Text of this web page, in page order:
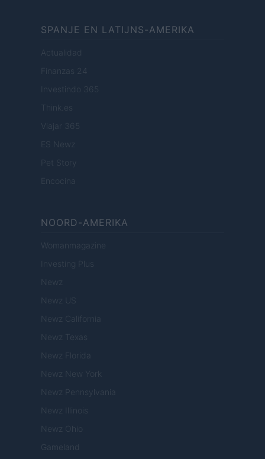
SPANJE EN LATIJNS-AMERIKA
Actualidad
Finanzas 24
Investindo 365
Think.es
Viajar 365
ES Newz
Pet Story
Encocina
NOORD-AMERIKA
Womanmagazine
Investing Plus
Newz
Newz US
Newz California
Newz Texas
Newz Florida
Newz New York
Newz Pennsylvania
Newz Illinois
Newz Ohio
Gameland